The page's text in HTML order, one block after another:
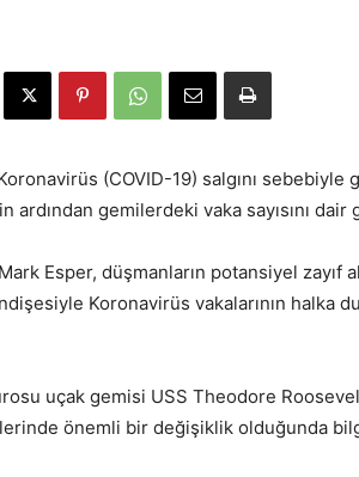
(COVID-19) salgını
ardından gemilerdeki vaka sayısını dair
Esper, düşmanların potansiyel
Koronavirüs vakalarının halka
uçak gemisi USS Theodore
önemli bir değişiklik olduğunda